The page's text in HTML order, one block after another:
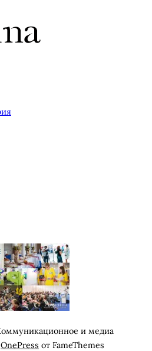
и медиа
OnePress от FameThemes